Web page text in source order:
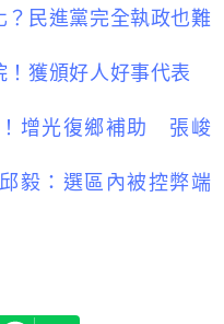
民進黨完全執政也難
！獲頒好人好事代表
增光復鄉補助 張峻
毅：選區內被控弊端